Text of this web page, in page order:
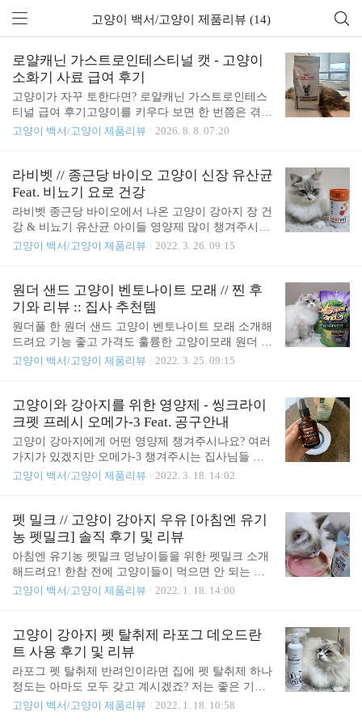
고양이 백서/고양이 제품리뷰 (14)
로얄캐닌 가스트로인테스티널 캣 - 고양이
소화기 사료 급여 후기
고양이가 자꾸 토한다면? 로얄캐닌 가스트로인테스
티널 급여 후기고양이를 키우다 보면 한 번쯤은 겪게
되는 문제가 바로 소화기 트러블이에요. 구토나 설사
제는 방치하면 전신 건강에까지 영향을 줄 수 있어
서, 정확한 원인 파악과 관리가 정말 중요해요. 오늘
은 저희 쏘피가 실제로 급여하고 있는 처방 사료, 로
얄캐닌 가스트로인테스티널 건사료에 대해 자세히
정리해보려고 해요.​왜 이 사료를 급여하게 됐는지저
희 쏘피는 위염이나 장염이 심각한 수준까지는 아니
사는 없었지만 구토를 유독 자주 했었는데, 여러 치
료제를 시도해봐도 눈에 띄게 개선되지 않더라고요.
결국 병원에서 ..
고양이 백서/고양이 제품리뷰 2026. 8. 8. 07:20
라비벳 // 종근당 바이오 고양이 신장 유산균
Feat. 비뇨기 요로 건강
라비벳 종근당 바이오에서 나온 고양이 강아지 장 건
강 & 비뇨기 유산균 아이들 영양제 많이 챙겨주시
죠? 여러 가지 영양제 중에 정말 중요한 것이 바로 유
는 거라서 정말 꼭 챙겨주셔야 해요. 그래서 오늘은
종근당 바이오에서 나온 라비벳이라는 윤산균을 소
개해드려볼까 합니다. 종근당 바이오라니, 이름만 들
어도 막 믿음이 가지 않으시나요? 워낙 유산균으로
유명한 회사이다 보니 그냥 안심이 되는 것 같아요.
라비벳 유산균은 종근당 바이오와 동물의약품 전문
니다. 사람이 먹는 것과 동일한 과정으로 제조되었기
때문에 믿고 급여하셔도 될 것 같아요. 라비벳 유산
균은 비뇨기 건..
고양이 백서/고양이 제품리뷰 2022. 3. 26. 09:15
원더 샌드 고양이 벤토나이트 모래 // 찐 후
기와 리뷰 :: 집사 추천템
원더풀 한 원더 샌드 고양이 벤토나이트 모래 소개해
드려요 기능 좋고 가격도 훌륭한 고양이모래 원더 샌
드인데요 천연 벤토나이트를 직수입하여 국내에서
고 먼지가 날린다는 거예요 모래 먼지로 인해 고양이
들이 결막염이 생기고 기관지에 문제가 생기기 때문
에 벤토 모래의 큰 단점이 아닐 수 없습니다. 그런데
또 건조해진 모래는 흡수력이 떨어지기 때문에 응고
력도 나빠질 수밖에 없어요. 하지만 원더 샌드는 기
초 수분을 유지하면서 끝까지 응고력과 흡수력을 유
않으니 먼지도 날리지 않고요! 원더 샌드는 유향과
무향으로 총 4가지 종류가 있습니다. 그중에서 감사
하게도 쏘피와 래피가..
고양이 백서/고양이 제품리뷰 2022. 3. 25. 09:15
고양이와 강아지를 위한 영양제 - 씽크라이
크펫 프레시 오메가-3 Feat. 공구안내
고양이 강아지에게 어떤 영양제 챙겨주시나요? 여러
가지가 있겠지만 오메가-3 챙겨주시는 집사님들 많
이 계실 거예요. 저도 여러 가지 챙겨주고 있지만 그
어려워요. 그래서 일반적으로 영양제 형태로 꼭 급여
를 해줘야 합니다. 잘 알고 계시겠지만 오메가-3(EPA
+DHA)는 등이 푸른 생선에서 추출한 필수지방산입
니다. 오메가-3가 필요한 이유 혈액순환과 혈중 중성
지질 개선에 도움이 됩니다 뇌와 신경세포의 성장이
도움이 됩니다 망막 조직 구성과 기능 조절을 해줍니
눈 개선과 전반적인 눈 건강에 좋습니다 피부 장벽
개선과 피부 질환 개선에 도움이 됩니다 이러니 어떻
게..
고양이 백서/고양이 제품리뷰 2022. 3. 18. 14:02
펫 밀크 // 고양이 강아지 우유 [아침엔 유기
농 펫밀크] 솔직 후기 및 리뷰
아침엔 유기농 펫밀크 멍냥이들을 위한 펫밀크 소개
해드려요! 한참 전에 고양이들이 먹으면 안 되는 음
식들에 대한 포스팅을 한 적이 있었어요 고양이에게
좋아한다고 생각하잖아요 아마도 저희가 어릴 때 보
던 만화 속의 고양이들은 항상 우유를 마셨기 때문인
거 같아요 하지만 고양이는 유당불내증이 있어서 우
유를 소화하지 못해요. 우유는 고양이에게 복통과 설
사를 유발해요 절대 사람 우유를 고양이에게 주시면
안 됩니다 그래서 고양이와 강아지들을 위한 우유가
고양이 백서/고양이 제품리뷰 2022. 1. 18. 14:00
고양이 강아지 펫 탈취제 라포그 데오드란
트 사용 후기 및 리뷰
라포그 펫 탈취제 반려인이라면 집에 펫 탈취제 하나
정도는 아마도 모두 갖고 계시겠죠? 저는 좋은 기회
에 라포그에서 출시된 펫 데오드란트를 사용해 보게
고양이 백서/고양이 제품리뷰 2022. 1. 18. 10:58